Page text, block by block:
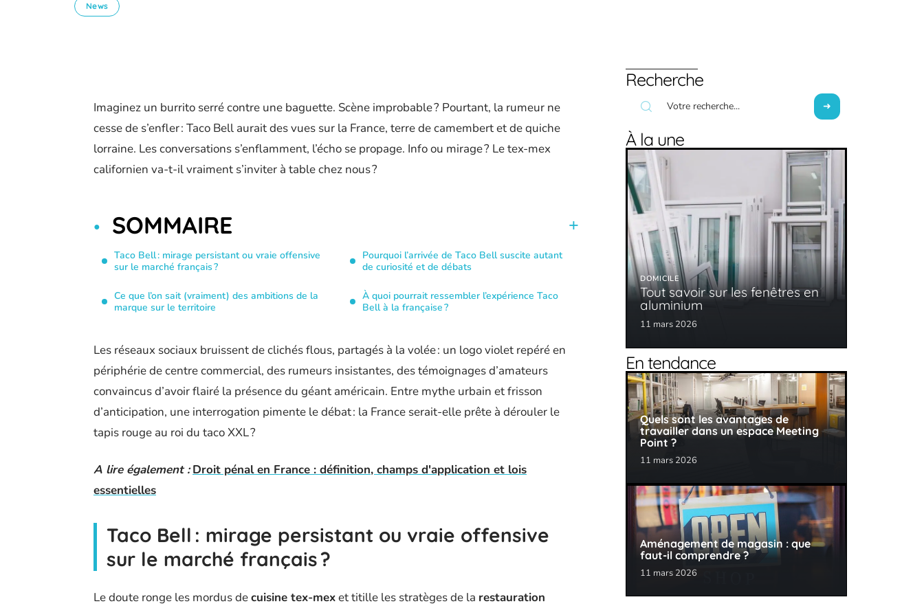
News
Imaginez un burrito serré contre une baguette. Scène improbable ? Pourtant, la rumeur ne
cesse de s’enfler : Taco Bell aurait des vues sur la France, terre de camembert et de quiche
lorraine. Les conversations s’enflamment, l’écho se propage. Info ou mirage ? Le tex-mex
californien va-t-il vraiment s’inviter à table chez nous ?
SOMMAIRE
Taco Bell : mirage persistant ou vraie offensive
sur le marché français ?
Ce que l’on sait (vraiment) des ambitions de la
marque sur le territoire
Pourquoi l’arrivée de Taco Bell suscite autant
de curiosité et de débats
À quoi pourrait ressembler l’expérience Taco
Bell à la française ?
Les réseaux sociaux bruissent de clichés flous, partagés à la volée : un logo violet repéré en
périphérie de centre commercial, des rumeurs insistantes, des témoignages d’amateurs
convaincus d’avoir flairé la présence du géant américain. Entre mythe urbain et frisson
d’anticipation, une interrogation pimente le débat : la France serait-elle prête à dérouler le
tapis rouge au roi du taco XXL ?
A lire également : Droit pénal en France : définition, champs d'application et lois
essentielles
Taco Bell : mirage persistant ou vraie offensive
sur le marché français ?
Le doute ronge les mordus decuisine tex-mexet titille les stratèges de la restauration
Recherche
À la une
DOMICILE
Tout savoir sur les fenêtres en
aluminium
11 mars 2026
En tendance
Quels sont les avantages de
travailler dans un espace Meeting
Point ?
11 mars 2026
Aménagement de magasin : que
faut-il comprendre ?
11 mars 2026